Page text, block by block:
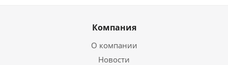
Компания
О компании
Новости